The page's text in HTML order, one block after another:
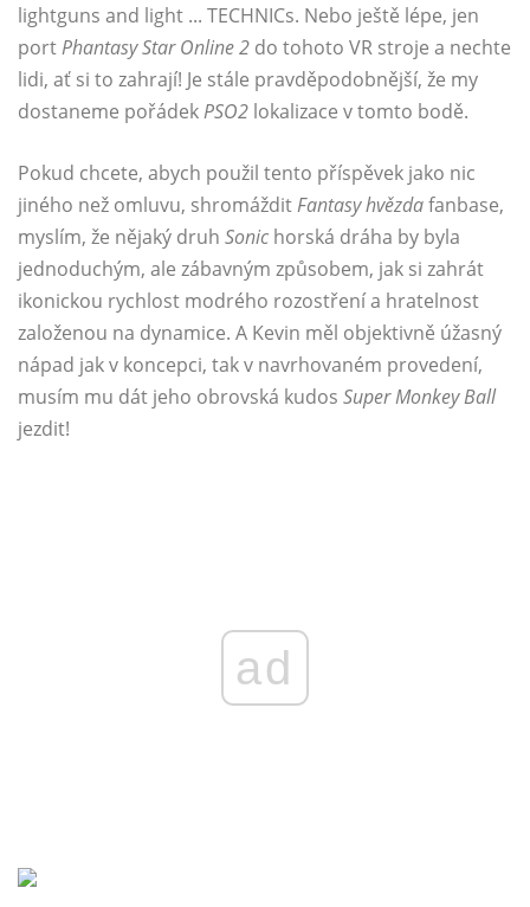
lightguns and light ... TECHNICs. Nebo ještě lépe, jen
portPhantasy Star Online 2 do tohoto VR stroje a nechte
lidi, ať si to zahrají! Je stále pravděpodobnější, že my
dostaneme pořádekPSO2 lokalizace v tomto bodě.
Pokud chcete, abych použil tento příspěvek jako nic
jiného než omluvu, shromážditFantasy hvězdafanbase,
myslím, že nějaký druh Sonic horská dráha by byla
jednoduchým, ale zábavným způsobem, jak si zahrát
ikonickou rychlost modrého rozostření a hratelnost
založenou na dynamice. A Kevin měl objektivně úžasný
nápad jak v koncepci, tak v navrhovaném provedení,
musím mu dát jeho obrovská kudos Super Monkey Ball
jezdit!
ad